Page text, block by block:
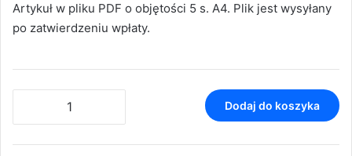
Artykuł w pliku PDF o objętości 5 s. A4. Plik jest wysyłany
po zatwierdzeniu wpłaty.
Wieloplamka
caudimaculatus)
Dodaj do koszyka